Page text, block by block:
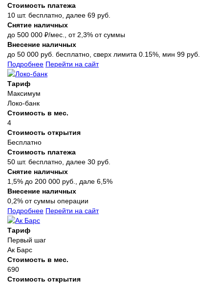
Стоимость платежа
10 шт. бесплатно, далее 69 руб.
Снятие наличных
до 500 000 ₽/мес., от 2,3% от суммы
Внесение наличных
до 50 000 руб. бесплатно, сверх лимита 0.15%, мин 99 руб.
Подробнее Перейти на сайт
Тариф
Максимум
Локо-банк
Стоимость в мес.
4
Стоимость открытия
Бесплатно
Стоимость платежа
50 шт. бесплатно, далее 30 руб.
Снятие наличных
1,5% до 200 000 руб., дале 6,5%
Внесение наличных
0,2% от суммы операции
Подробнее Перейти на сайт
Тариф
Первый шаг
Ак Барс
Стоимость в мес.
690
Стоимость открытия